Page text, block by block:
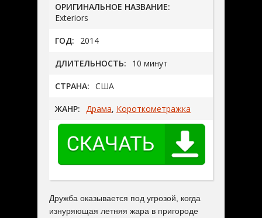
ОРИГИНАЛЬНОЕ НАЗВАНИЕ:
Exteriors
ГОД: 2014
ДЛИТЕЛЬНОСТЬ: 10 минут
СТРАНА: США
ЖАНР: Драма, Короткометражка
Дружба оказывается под угрозой, когда
изнуряющая летняя жара в пригороде